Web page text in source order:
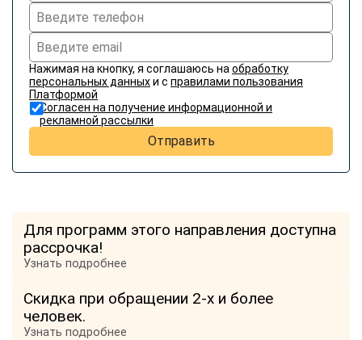
Нажимая на кнопку, я соглашаюсь на обработку
персональных данныхи с правилами пользования
Платформой
Согласен на получение информационной и
рекламной рассылки
Отправить
Для программ этого направления доступна
рассрочка!
Узнать подробнее
Скидка при обращении 2-х и более
человек.
Узнать подробнее